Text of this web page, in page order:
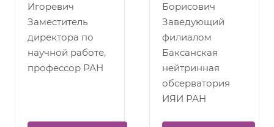
Игоревич
Заместитель
директора по
научной работе,
профессор РАН
Борисович
Заведующий
филиалом
Баксанская
нейтринная
обсерватория
ИЯИ РАН